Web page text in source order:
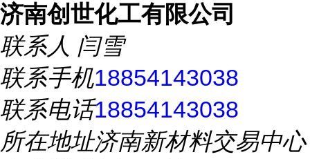
济南创世化工有限公司
联系人 闫雪
联系手机18854143038
联系电话18854143038
所在地址济南新材料交易中心